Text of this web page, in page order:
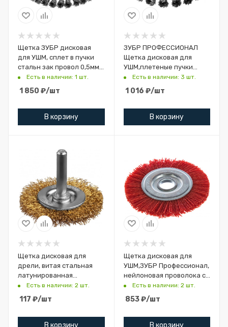
Щетка ЗУБР дисковая
для УШМ, сплет в пучки
стальн зак провол 0,5мм,
200мм/22мм
Есть в наличии: 1 шт.
1 850 ₽/шт
В корзину
ЗУБР ПРОФЕССИОНАЛ
Щетка дисковая для
УШМ,плетеные пучки
стальнойпроволоки 0,5
мм,125 мм
Есть в наличии: 3 шт.
1 016 ₽/шт
В корзину
Щетка дисковая для
дрели, витая стальная
латунированная
проволока
0,3мм,d=50,MIRAX 35145-
050
Есть в наличии: 2 шт.
117 ₽/шт
В корзину
Щетка дисковая для
УШМ,ЗУБР Профессионал,
нейлоновая проволока с
абразивным покрытием,
125х22мм
Есть в наличии: 2 шт.
853₽/шт
В корзину